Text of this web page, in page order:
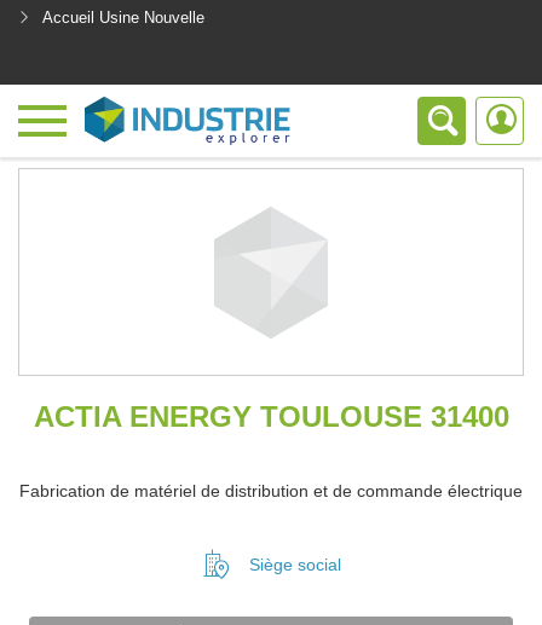
Accueil Usine Nouvelle
ACTIA ENERGY TOULOUSE 31400
Fabrication de matériel de distribution et de commande électrique
Siège social